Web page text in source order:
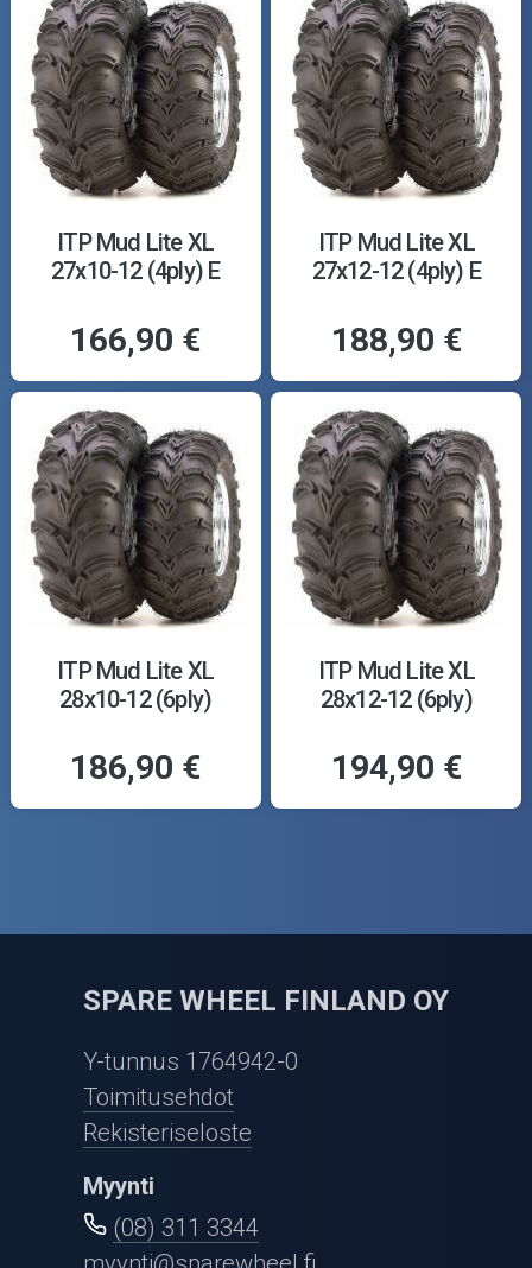
ITP Mud Lite XL
27x10-12 (4ply) E
166,90 €
ITP Mud Lite XL
27x12-12 (4ply) E
188,90 €
ITP Mud Lite XL
28x10-12 (6ply)
186,90 €
ITP Mud Lite XL
28x12-12 (6ply)
194,90 €
SPARE WHEEL FINLAND OY
Y-tunnus 1764942-0
Toimitusehdot
Rekisteriseloste
Myynti
(08) 311 3344